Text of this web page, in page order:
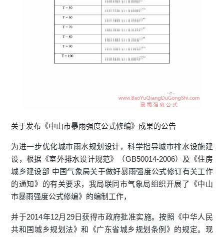
关于发布《中山市暴雨强度公式修编》成果的公告
为进一步优化城市雨水规划设计，科学指导城市排水设施建
设，根据《室外排水设计规范》（GB50014-2006）及《住房
城乡建设部 中国气象局关于做好暴雨强度公式修订有关工作
的通知》的有关要求，我局联同市气象局组织开展了《中山
市暴雨强度公式修编》的编制工作，
并于2014年12月29日获得市政府批准实施。按照《中华人民
共和国城乡规划法》和《广东省城乡规划条例》的规定。现